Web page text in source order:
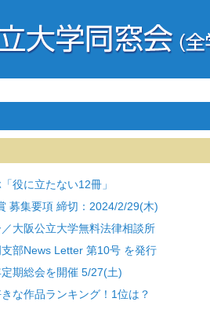
役に立たない12冊」
募集要項 締切：2024/2/29(木)
大阪公立大学無料法律相談所
部News Letter 第10号 を発行
期総会を開催 5/27(土)
な作品ランキング！1位は？